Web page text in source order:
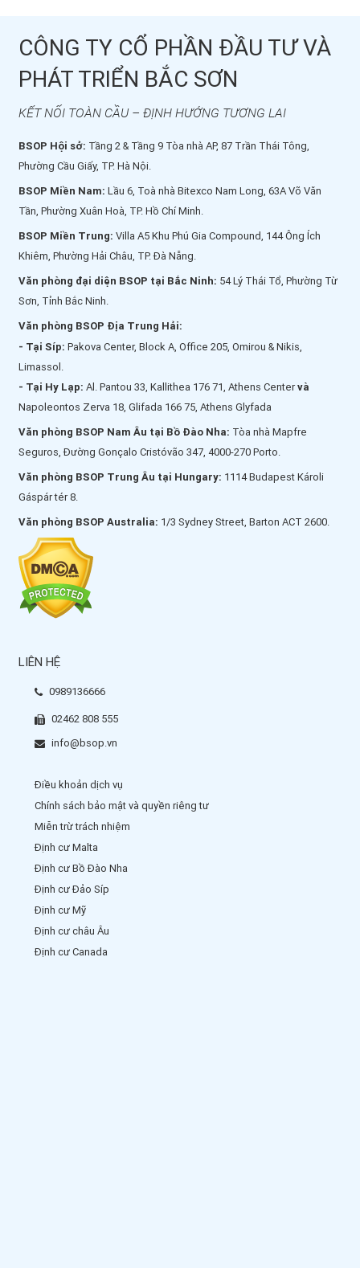
CÔNG TY CỔ PHẦN ĐẦU TƯ VÀ
PHÁT TRIỂN BẮC SƠN
KẾT NỐI TOÀN CẦU – ĐỊNH HƯỚNG TƯƠNG LAI
BSOP Hội sở: Tầng 2 & Tầng 9 Tòa nhà AP, 87 Trần Thái Tông,
Phường Cầu Giấy, TP. Hà Nội.
BSOP Miền Nam: Lầu 6, Toà nhà Bitexco Nam Long, 63A Võ Văn
Tần, Phường Xuân Hoà, TP. Hồ Chí Minh.
BSOP Miền Trung: Villa A5 Khu Phú Gia Compound, 144 Ông Ích
Khiêm, Phường Hải Châu, TP. Đà Nẵng.
Văn phòng đại diện BSOP tại Bắc Ninh: 54 Lý Thái Tổ, Phường Từ
Sơn, Tỉnh Bắc Ninh.
Văn phòng BSOP Địa Trung Hải:
- Tại Síp: Pakova Center, Block A, Office 205, Omirou & Nikis,
Limassol.
- Tại Hy Lạp: Al. Pantou 33, Kallithea 176 71, Athens Centervà
Napoleontos Zerva 18, Glifada 166 75, Athens Glyfada
Văn phòng BSOP Nam Âu tại Bồ Đào Nha: Tòa nhà Mapfre
Seguros, Đường Gonçalo Cristóvão 347, 4000-270 Porto.
Văn phòng BSOP Trung Âu tại Hungary: 1114 Budapest Károli
Gáspár tér 8.
Văn phòng BSOP Australia: 1/3 Sydney Street, Barton ACT 2600.
LIÊN HỆ
0989136666
02462 808 555
info@bsop.vn
Điều khoản dịch vụ
Chính sách bảo mật và quyền riêng tư
Miễn trừ trách nhiệm
Định cư Malta
Định cư Bồ Đào Nha
Định cư Đảo Síp
Định cư Mỹ
Định cư châu Âu
Định cư Canada